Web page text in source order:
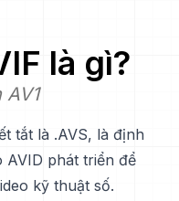
là gì?
tắt là .AVS, là định
AVID phát triển để
kỹ thuật số.